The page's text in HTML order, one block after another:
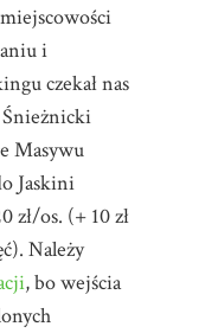
i
czekał nas
Masywu
Jaskini
zł/os. (+ 10 zł
Należy
, bo wejścia